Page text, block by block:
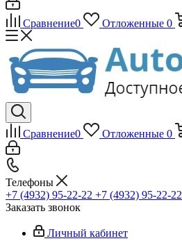
Сравнение0 Отложенные 0
Сравнение0 Отложенные 0
Телефоны
+7 (4932) 95-22-22 +7 (4932) 95-22-22
Заказать звонок
Личный кабинет